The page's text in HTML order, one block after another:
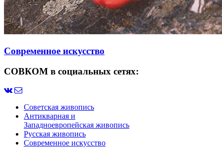
Современное искусство
СОВКОМ в социальных сетях:
Советская живопись
Антикварная и
Западноевропейская живопись
Русская живопись
Современное искусство